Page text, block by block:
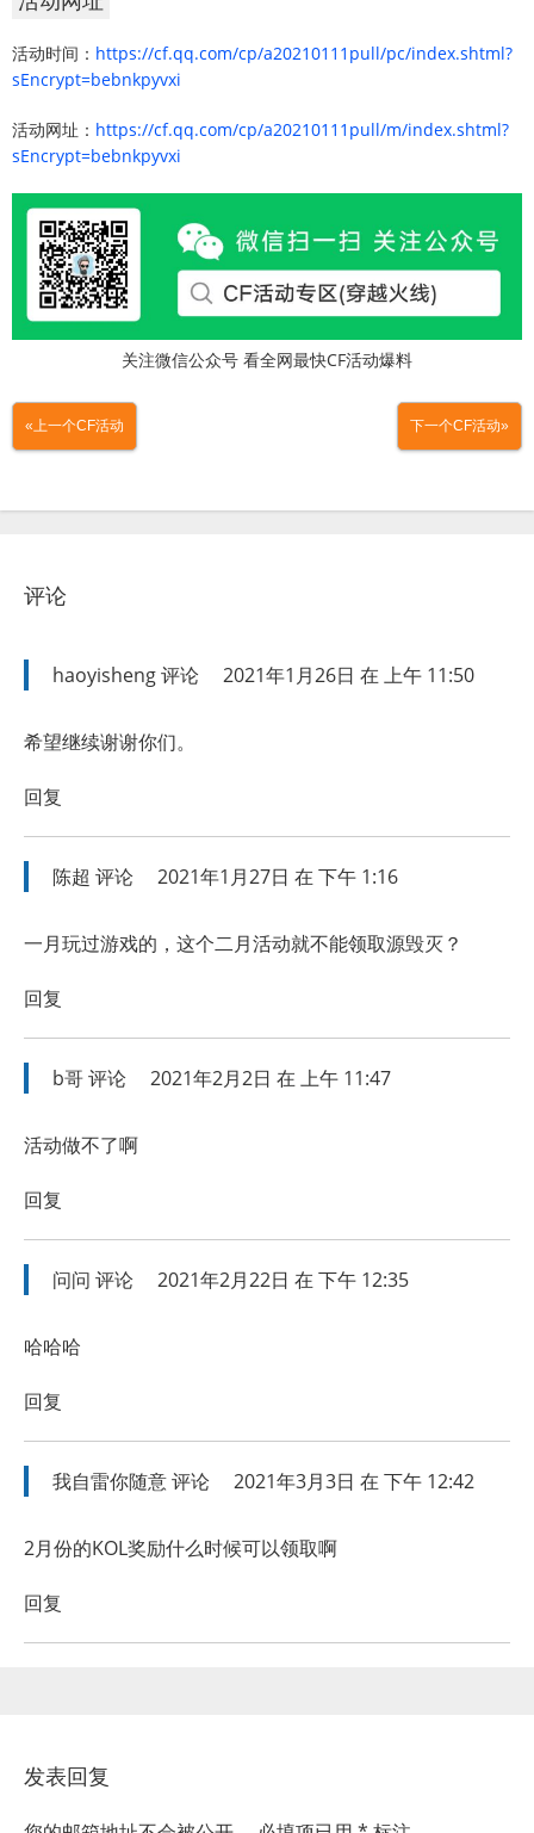
活动时间： https://cf.qq.com/cp/a20210111pull/pc/index.shtml?
sEncrypt=bebnkpyvxi
活动网址： https://cf.qq.com/cp/a20210111pull/m/index.shtml?
sEncrypt=bebnkpyvxi
关注微信公众号 看全网最快CF活动爆料
«上一个CF活动 下一个CF活动»
评论
haoyisheng评论 2021年1月26日 在 上午 11:50
希望继续谢谢你们。
回复
陈超 评论 2021年1月27日 在 下午 1:16
一月玩过游戏的，这个二月活动就不能领取源毁灭？
回复
b哥评论 2021年2月2日 在 上午 11:47
活动做不了啊
回复
问问 评论 2021年2月22日 在 下午 12:35
哈哈哈
回复
我自雷你随意评论 2021年3月3日 在 下午 12:42
2月份的KOL奖励什么时候可以领取啊
回复
发表回复